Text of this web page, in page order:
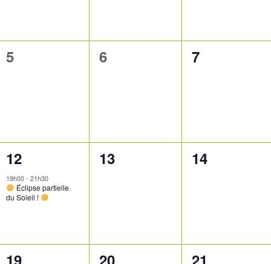
0
5
0
6
0
7
1
évènement,
12
19h00-21h30
Éclipse partielle
du Soleil !
0
13
0
14
0
19
0
20
0
21